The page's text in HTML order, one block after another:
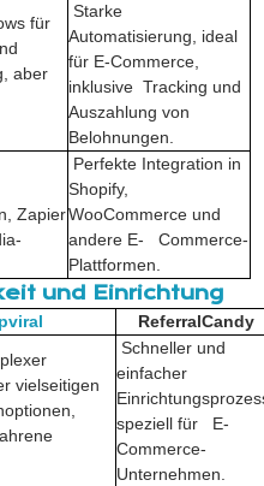
für
aber
Starke
Automatisierung, ideal
für E-Commerce,
inklusive Tracking und
Auszahlung von
Belohnungen.
Zapier
Perfekte Integration in
Shopify,
WooCommerce und
andere E- Commerce-
Plattformen.
und Einrichtung
ReferralCandy
vielseitigen
Schneller und
einfacher
speziell für E-
Commerce-
Unternehmen.